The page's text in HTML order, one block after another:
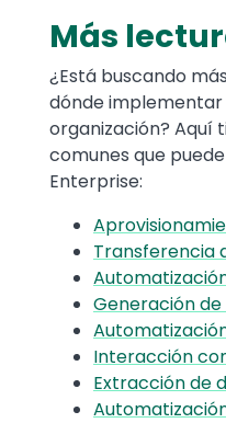
Más
¿Está buscando
dónde
organización? Aquí
comunes que
Enterprise:
Transferencia
Generación
Interacción
Extracción de